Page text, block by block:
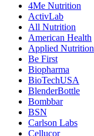
4Me Nutrition
ActivLab
All Nutrition
American Health
Applied Nutrition
Be First
Biopharma
BioTechUSA
BlenderBottle
Bombbar
BSN
Carlson Labs
Cellucor